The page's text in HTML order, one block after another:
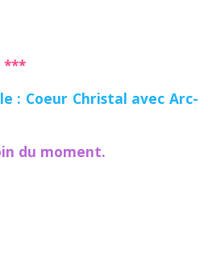
***
: Coeur Christal avec Arc-
du moment.